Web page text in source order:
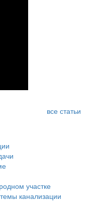
все статьи
участке
канализации